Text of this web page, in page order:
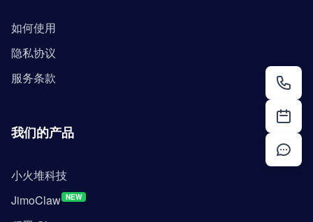
如何使用
隐私协议
服务条款
我们的产品
小火堆科技
JimoClaw NEW